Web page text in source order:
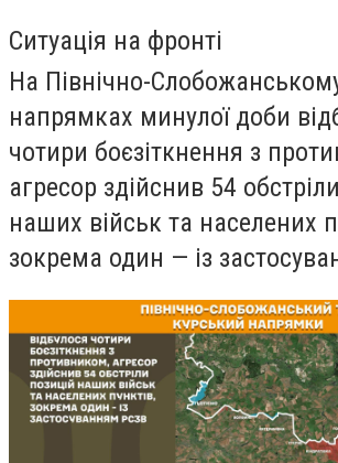
Ситуація на фронті
На Північно-
напрямках минулої доби
чотири боєзіткнення з
агресор здійснив 54
наших військ та населених
зокрема один — із